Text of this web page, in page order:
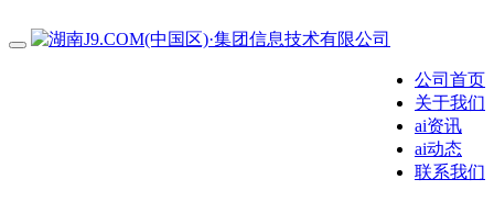
公司首页
关于我们
ai资讯
ai动态
联系我们